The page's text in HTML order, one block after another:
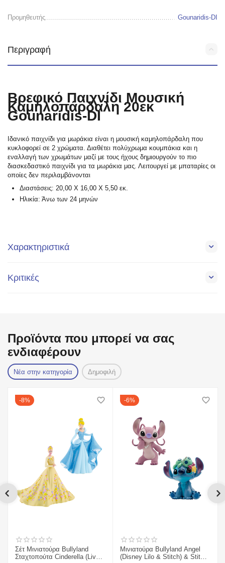
Προμηθευτής Gounaridis-DI
Περιγραφή
Βρεφικό Παιχνίδι Μουσική
Καμηλοπάρδαλη 20εκ
Gounaridis-DI
Ιδανικό παιχνίδι για μωράκια είναι η μουσική καμηλοπάρδαλη που
κυκλοφορεί σε 2 χρώματα. Διαθέτει πολύχρωμα κουμπάκια και η
εναλλαγή των χρωμάτων μαζί με τους ήχους δημιουργούν το πιο
διασκεδαστικό παιχνίδι για τα μωράκια μας. Λειτουργεί με μπαταρίες οι
οποίες δεν περιλαμβάνονται
Διαστάσεις: 20,00 X 16,00 X 5,50 εκ.
Ηλικία: Άνω των 24 μηνών
Χαρακτηριστικά
Κριτικές
Προϊόντα που μπορεί να σας
ενδιαφέρουν
Νέα στην κατηγορία Δημοφιλή
8%
Σέτ Μινιατούρα Bullyland
Σταχτοπούτα Cinderella (Live
6%
Μινιατούρα Bullyland Angel
(Disney Lilo & Stitch) & Stitch